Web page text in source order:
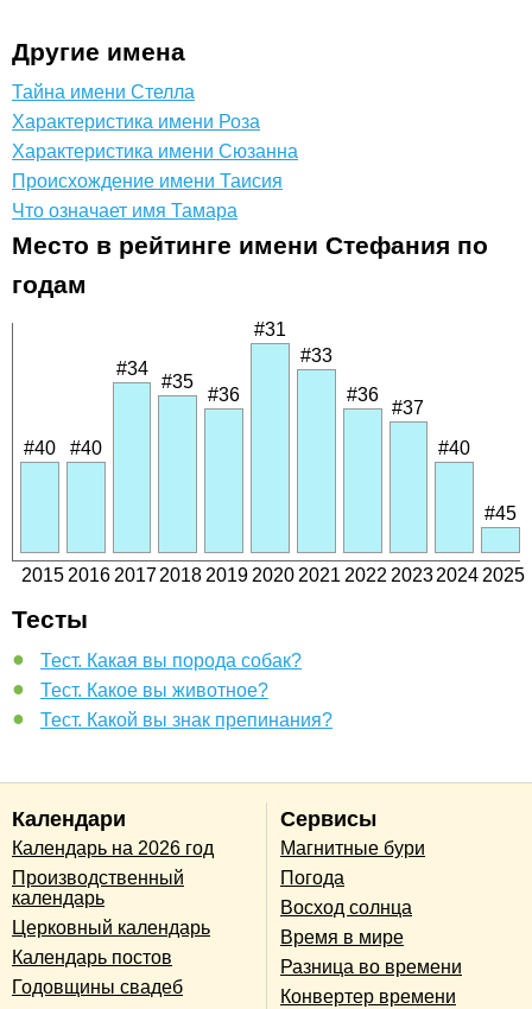
Другие имена
Тайна имени Стелла
Характеристика имени Роза
Характеристика имени Сюзанна
Происхождение имени Таисия
Что означает имя Тамара
Место в рейтинге имени Стефания по
годам
#40
2015
#40
2016
#34
2017
#35
2018
#36
2019
#31
2020
#33
2021
#36
2022
#37
2023
#40
2024
#45
2025
Тесты
Тест. Какая вы порода собак?
Тест. Какое вы животное?
Тест. Какой вы знак препинания?
Календари
Календарь на 2026 год
Производственный
календарь
Церковный календарь
Календарь постов
Годовщины свадеб
Сервисы
Магнитные бури
Погода
Восход солнца
Время в мире
Разница во времени
Конвертер времени